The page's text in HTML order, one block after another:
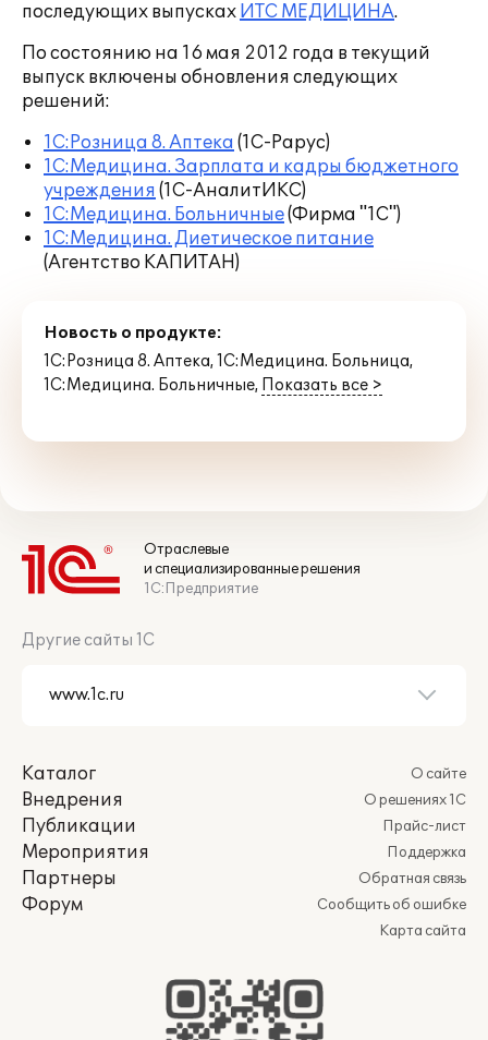
последующих выпусках ИТС МЕДИЦИНА.
По состоянию на 16 мая 2012 года в текущий
выпуск включены обновления следующих
решений:
1С:Розница 8. Аптека (1С-Рарус)
1С:Медицина. Зарплата и кадры бюджетного
учреждения (1С-АналитИКС)
1С:Медицина. Больничные(Фирма "1С")
1С:Медицина. Диетическое питание
(Агентство КАПИТАН)
Новость о продукте:
1С:Розница 8. Аптека,1С:Медицина. Больница,
1С:Медицина. Больничные, Показать все >
Отраслевые
и специализированные решения
1С:Предприятие
Другие сайты 1С
Каталог
Внедрения
Публикации
Мероприятия
Партнеры
Форум
О сайте
О решениях 1С
Прайс-лист
Поддержка
Обратная связь
Сообщить об ошибке
Карта сайта